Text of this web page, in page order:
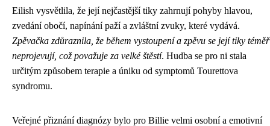
Eilish vysvětlila, že její nejčastější tiky zahrnují pohyby hlavou,
zvedání obočí, napínání paží a zvláštní zvuky, které vydává.
Zpěvačka zdůraznila, že během vystoupení a zpěvu se její tiky téměř
neprojevují, což považuje za velké štěstí. Hudba se pro ni stala
určitým způsobem terapie a úniku od symptomů Tourettova
syndromu.
Veřejné přiznání diagnózy bylo pro Billie velmi osobní a emotivní